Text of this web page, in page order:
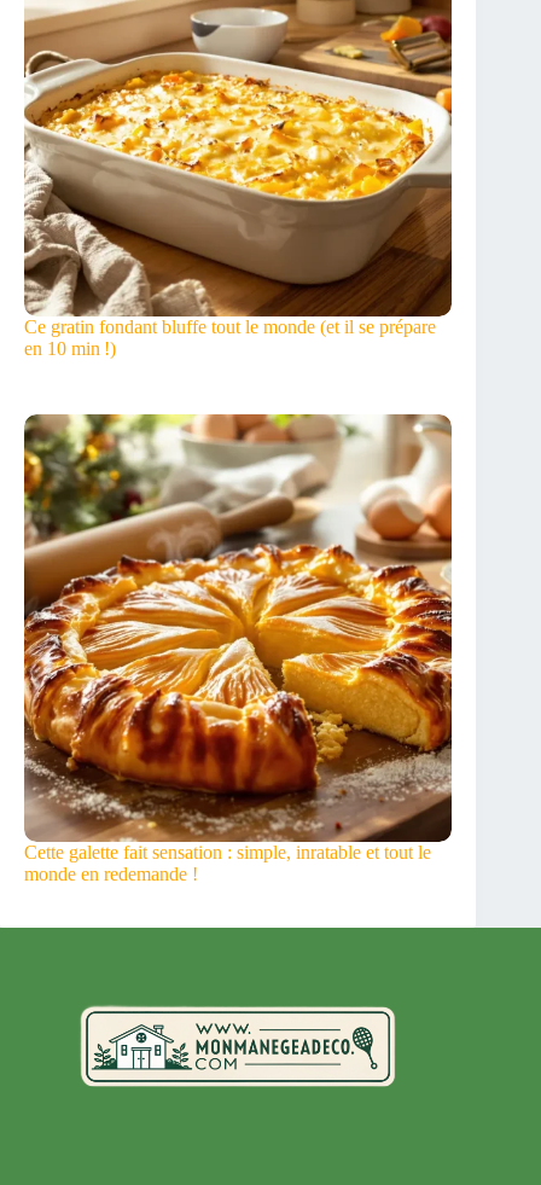
Ce gratin fondant bluffe tout le monde (et il se prépare
en 10 min !)
Cette galette fait sensation : simple, inratable et tout le
monde en redemande !